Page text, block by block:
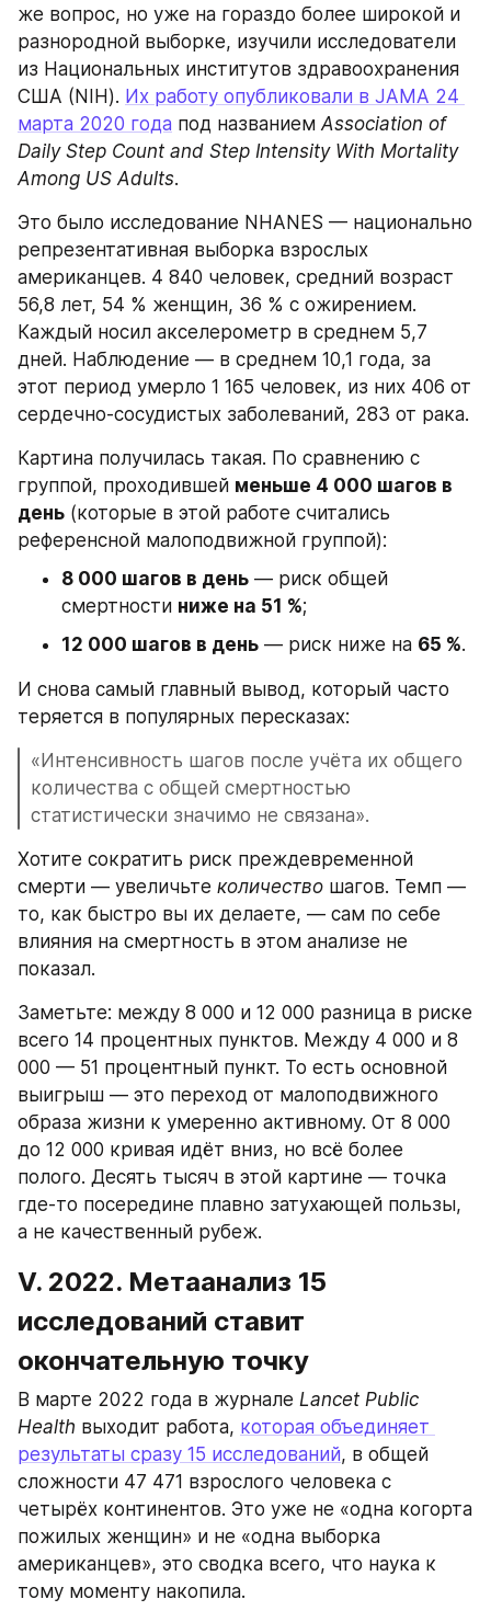
же вопрос, но уже на гораздо более широкой и
разнородной выборке, изучили исследователи
из Национальных институтов здравоохранения
США (NIH). Их работу опубликовали в JAMA 24
марта 2020 года под названием Association of
Daily Step Count and Step Intensity With Mortality
Among US Adults.
Это было исследование NHANES — национально
репрезентативная выборка взрослых
американцев. 4 840 человек, средний возраст
56,8 лет, 54 % женщин, 36 % с ожирением.
Каждый носил акселерометр в среднем 5,7
дней. Наблюдение — в среднем 10,1 года, за
этот период умерло 1 165 человек, из них 406 от
сердечно-сосудистых заболеваний, 283 от рака.
Картина получилась такая. По сравнению с
группой, проходившей меньше 4 000 шагов в
день (которые в этой работе считались
референсной малоподвижной группой):
8 000 шагов в день — риск общей
смертности ниже на 51 %;
12 000 шагов в день — риск ниже на 65 %.
И снова самый главный вывод, который часто
теряется в популярных пересказах:
«Интенсивность шагов после учёта их общего
количества с общей смертностью
статистически значимо не связана».
Хотите сократить риск преждевременной
смерти — увеличьте количество шагов. Темп —
то, как быстро вы их делаете, — сам по себе
влияния на смертность в этом анализе не
показал.
Заметьте: между 8 000 и 12 000 разница в риске
всего 14 процентных пунктов. Между 4 000 и 8
000 — 51 процентный пункт. То есть основной
выигрыш — это переход от малоподвижного
образа жизни к умеренно активному. От 8 000
до 12 000 кривая идёт вниз, но всё более
полого. Десять тысяч в этой картине — точка
где-то посередине плавно затухающей пользы,
а не качественный рубеж.
V. 2022. Метаанализ 15
исследований ставит
окончательную точку
В марте 2022 года в журнале Lancet Public
Health выходит работа, которая объединяет
результаты сразу 15 исследований, в общей
сложности 47 471 взрослого человека с
четырёх континентов. Это уже не «одна когорта
пожилых женщин» и не «одна выборка
американцев», это сводка всего, что наука к
тому моменту накопила.